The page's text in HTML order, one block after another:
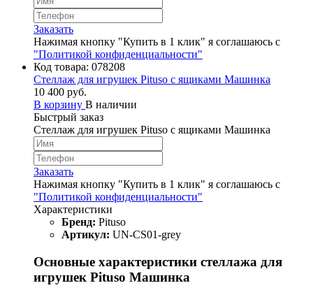
Заказать
Нажимая кнопку "Купить в 1 клик" я соглашаюсь с
"Политикой конфиденциальности"
Код товара: 078208
Стеллаж для игрушек Pituso с ящиками Машинка
10 400 руб.
В корзину В наличии
Быстрый заказ
Стеллаж для игрушек Pituso с ящиками Машинка
Заказать
Нажимая кнопку "Купить в 1 клик" я соглашаюсь с
"Политикой конфиденциальности"
Характеристики
Бренд: Pituso
Артикул: UN-CS01-grey
Основные характеристики стеллажа для
игрушек Pituso Машинка